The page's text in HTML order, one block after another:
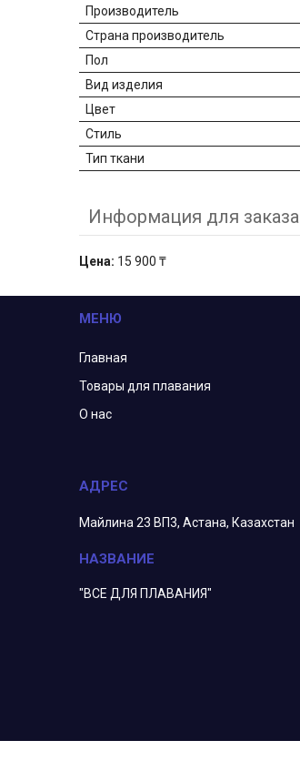
Производитель
Страна производитель
Пол
Вид изделия
Цвет
Стиль
Тип ткани
Информация для заказа
Цена: 15 900 ₸
МЕНЮ
Главная
Товары для плавания
О нас
Майлина 23 ВП3, Астана, Казахстан
"ВСЕ ДЛЯ ПЛАВАНИЯ"